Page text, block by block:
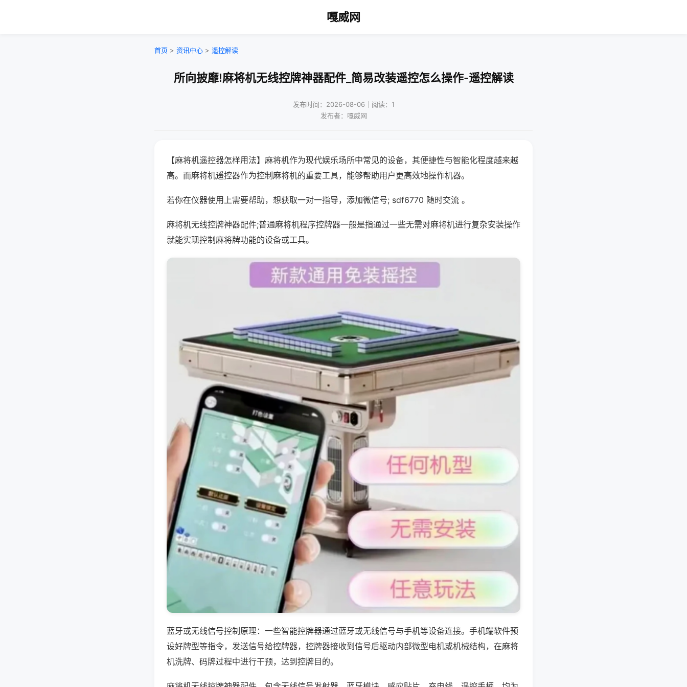
嘎威网
首页 > 资讯中心 > 遥控解读
所向披靡!麻将机无线控牌神器配件_简易改装遥控怎么操作-遥控解读
发布时间：2026-08-06｜阅读：1
发布者：嘎威网
【麻将机遥控器怎样用法】麻将机作为现代娱乐场所中常见的设备，其便捷性与智能化程度越来越
高。而麻将机遥控器作为控制麻将机的重要工具，能够帮助用户更高效地操作机器。
若你在仪器使用上需要帮助，想获取一对一指导，添加微信号; sdf6770 随时交流 。
麻将机无线控牌神器配件;普通麻将机程序控牌器一般是指通过一些无需对麻将机进行复杂安装操作
就能实现控制麻将牌功能的设备或工具。
蓝牙或无线信号控制原理：一些智能控牌器通过蓝牙或无线信号与手机等设备连接。手机端软件预
设好牌型等指令，发送信号给控牌器，控牌器接收到信号后驱动内部微型电机或机械结构，在麻将
机洗牌、码牌过程中进行干预，达到控牌目的。